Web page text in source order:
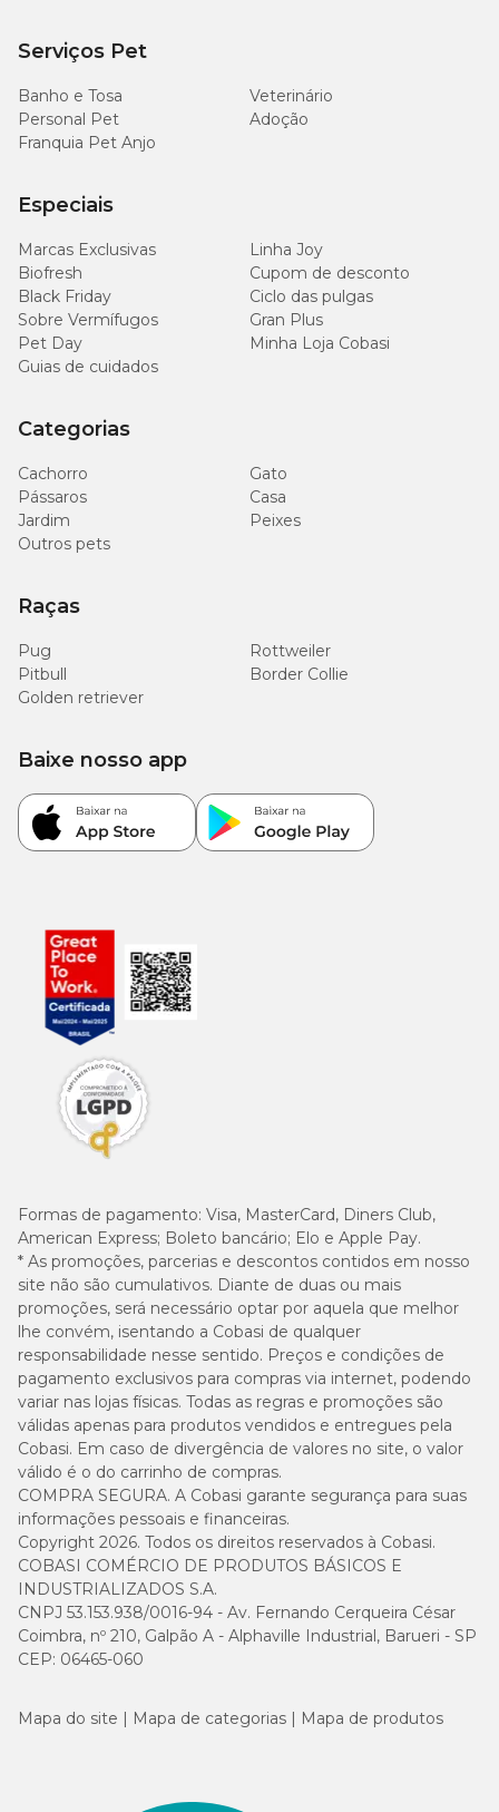
Serviços Pet
Banho e Tosa
Veterinário
Personal Pet
Adoção
Franquia Pet Anjo
Especiais
Marcas Exclusivas
Linha Joy
Biofresh
Cupom de desconto
Black Friday
Ciclo das pulgas
Sobre Vermífugos
Gran Plus
Pet Day
Minha Loja Cobasi
Guias de cuidados
Categorias
Cachorro
Gato
Pássaros
Casa
Jardim
Peixes
Outros pets
Raças
Pug
Rottweiler
Pitbull
Border Collie
Golden retriever
Formas de pagamento: Visa, MasterCard, Diners Club,
American Express; Boleto bancário; Elo e Apple Pay.
* As promoções, parcerias e descontos contidos em nosso
site não são cumulativos. Diante de duas ou mais
promoções, será necessário optar por aquela que melhor
lhe convém, isentando a Cobasi de qualquer
responsabilidade nesse sentido. Preços e condições de
pagamento exclusivos para compras via internet, podendo
variar nas lojas físicas. Todas as regras e promoções são
válidas apenas para produtos vendidos e entregues pela
Cobasi. Em caso de divergência de valores no site, o valor
válido é o do carrinho de compras.
COMPRA SEGURA. A Cobasi garante segurança para suas
informações pessoais e financeiras.
Copyright 2026. Todos os direitos reservados à Cobasi.
COBASI COMÉRCIO DE PRODUTOS BÁSICOS E
INDUSTRIALIZADOS S.A.
CNPJ 53.153.938/0016-94 - Av. Fernando Cerqueira César
Coimbra, nº 210, Galpão A - Alphaville Industrial, Barueri - SP
CEP: 06465-060
Baixe nosso app
Mapa do site Mapa de categorias Mapa de produtos